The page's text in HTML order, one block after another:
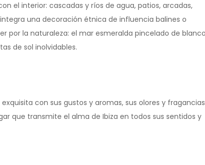
el interior: cascadas y ríos de agua, patios, arcadas,
una decoración étnica de influencia balines o
por la naturaleza: el mar esmeralda pincelado de
de sol inolvidables.
con sus gustos y aromas, sus olores y fragancias
que transmite el alma de Ibiza en todos sus sentidos y